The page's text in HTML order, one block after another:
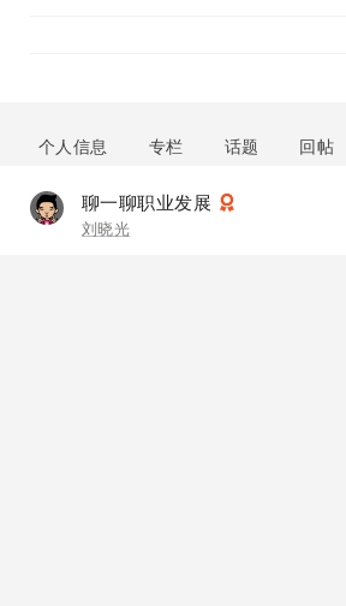
个人信息 专栏 话题 回帖
聊一聊职业发展
刘晓光